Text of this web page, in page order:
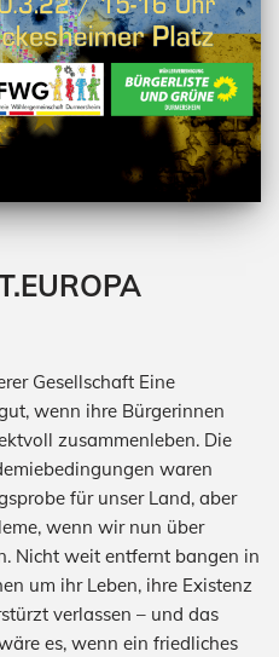
Gesellschaft Eine
wenn ihre Bürgerinnen
zusammenleben. Die
waren
für unser Land, aber
wenn wir nun über
Nicht weit entfernt bangen in
um ihr Leben, ihre Existenz
verlassen – und das
es, wenn ein friedliches